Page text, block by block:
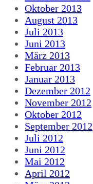
Oktober 2013
August 2013
Juli 2013
Juni 2013
März 2013
Februar 2013
Januar 2013
Dezember 2012
November 2012
Oktober 2012
September 2012
Juli 2012
Juni 2012
Mai 2012
April 2012